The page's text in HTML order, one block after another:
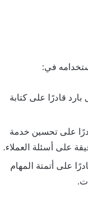
في:
قادرًا على كتابة
على تحسين خدمة
على أسئلة العملاء.
على أتمتة المهام